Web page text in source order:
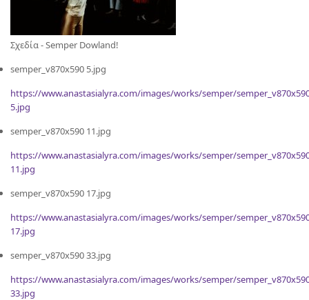
Σχεδία - Semper Dowland!
semper_v870x590 5.jpg
https://www.anastasialyra.com/images/works/semper/
5.jpg
semper_v870x590 11.jpg
https://www.anastasialyra.com/images/works/semper/
11.jpg
semper_v870x590 17.jpg
https://www.anastasialyra.com/images/works/semper/
17.jpg
semper_v870x590 33.jpg
https://www.anastasialyra.com/images/works/semper/
33.jpg